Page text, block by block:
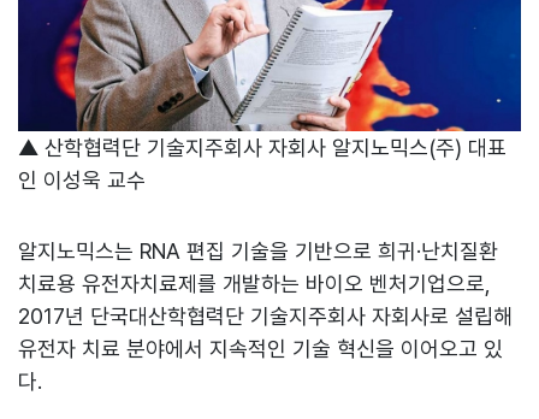
▲ 산학협력단 기술지주회사 자회사 알지노믹스(주) 대표
인 이성욱 교수
알지노믹스는 RNA 편집 기술을 기반으로 희귀·난치질환
치료용 유전자치료제를 개발하는 바이오 벤처기업으로,
2017년 단국대산학협력단 기술지주회사 자회사로 설립해
유전자 치료 분야에서 지속적인 기술 혁신을 이어오고 있
다.